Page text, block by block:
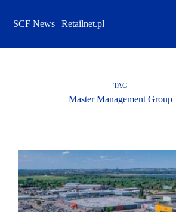
treściSCF News | Retailnet.pl
TAG
Master Management Group